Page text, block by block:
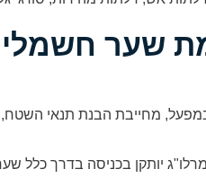
שער חשמלי
מחייבת הבנת תנאי
יותקן בכניסה בדרך כלל